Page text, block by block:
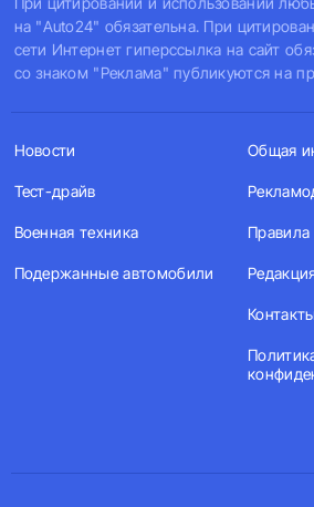
на "Auto24" обязательна. При
сети Интернет гиперссылка на сайт
со знаком "Реклама" публикуются на
Новости
Тест-драйв
Военная техника
Подержанные автомобили
Общая
Правила
Контакты